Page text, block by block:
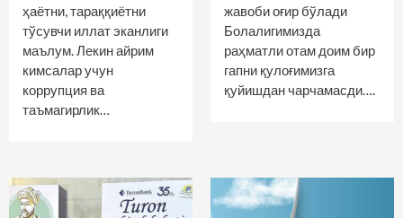
ҳаётни, тараққиётни
тўсувчи иллат эканлиги
маълум. Лекин айрим
кимсалар учун
коррупция ва
таъмагирлик…
жавоби оғир бўлади
Болалигимизда
раҳматли отам доим бир
гапни қулоғимизга
қуйишдан чарчамасди….